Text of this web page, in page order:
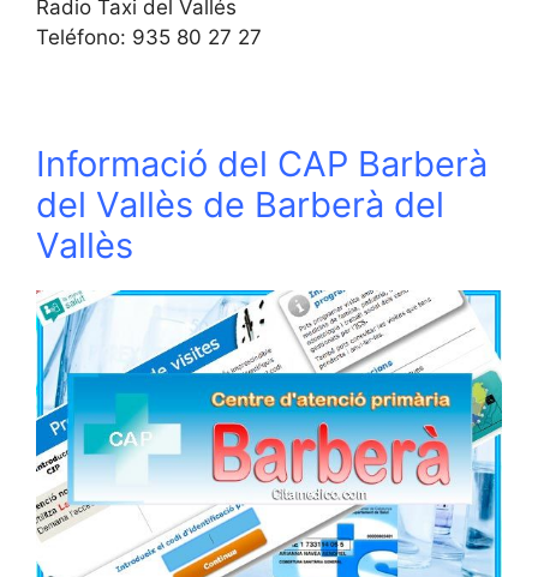
Radio Taxi del Vallés
Teléfono: 935 80 27 27
Informació del CAP Barberà
del Vallès de Barberà del
Vallès